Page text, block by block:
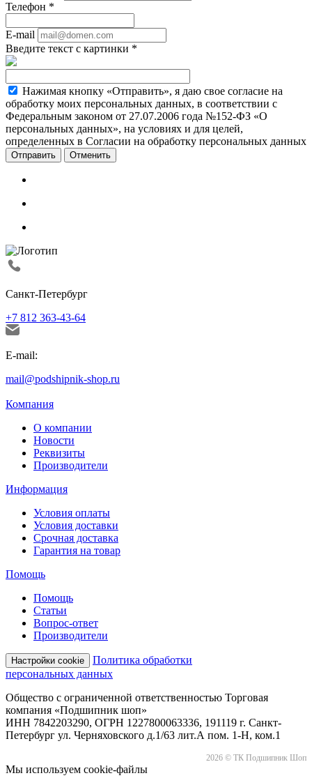
Телефон *
E-mail
Введите текст с картинки *
Нажимая кнопку «Отправить», я даю свое согласие на
обработку моих персональных данных, в соответствии с
Федеральным законом от 27.07.2006 года №152-ФЗ «О
персональных данных», на условиях и для целей,
определенных в Согласии на обработку персональных данных
Отменить
Санкт-Петербург
+7 812 363-43-64
E-mail:
mail@podshipnik-shop.ru
Компания
О компании
Новости
Реквизиты
Производители
Информация
Условия оплаты
Условия доставки
Срочная доставка
Гарантия на товар
Помощь
Помощь
Статьи
Вопрос-ответ
Производители
Настройки cookie
Политика обработки
персональных данных
Общество с ограниченной ответственностью Торговая
компания «Подшипник шоп»
ИНН 7842203290, ОГРН 1227800063336, 191119 г. Санкт-
Петербург ул. Черняховского д.1/63 лит.А пом. 1-Н, ком.1
2026 © ТК Подшипник Шоп
Мы используем cookie-файлы